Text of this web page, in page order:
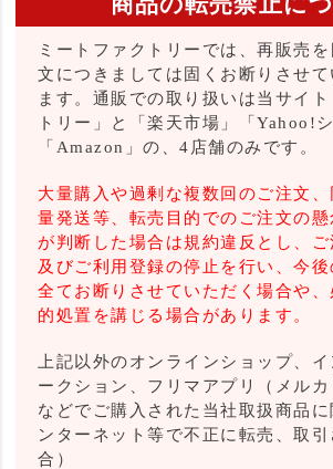
ミートファクトリーでは、再販売
文につきましては固くお断りさせて
ます。通販での取り扱いは当サイ
トリー」と「楽天市場」「Yahoo!
「Amazon」の、4店舗のみです。
大量購入や過剰な複数回のご注文
量発送等、転売目的でのご注文の
が判断した場合は規約違反とし、ご
及びご利用登録の停止を行い、今
全てお断りさせていただく場合や
的処置を講じる場合があります。
上記以外のオンラインショップ、
ークション、フリマアプリ（メルカ
などでご購入された当社取扱商品
ンターネット等で不正に転売、取
合）